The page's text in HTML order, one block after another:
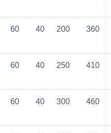
60 40 200 360
60 40 250 410
60 40 300 460